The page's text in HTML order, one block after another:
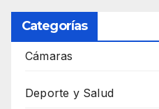
Categorías
Cámaras
Deporte y Salud